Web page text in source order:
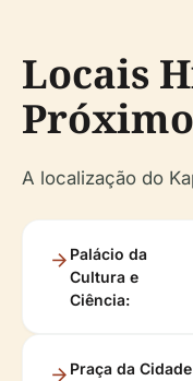
Locais
A localização do
Palácio da
Cultura e
Ciência:
Praça da Cidade